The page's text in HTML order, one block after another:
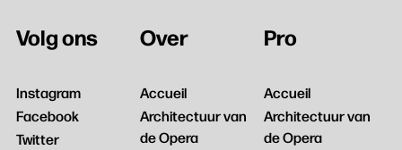
Volg ons
Instagram
Facebook
Twitter
Over
Accueil
Architectuur van
de Opera
Pro
Accueil
Architectuur van
de Opera